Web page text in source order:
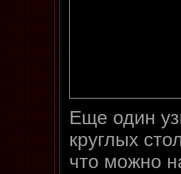
Еще один
круглых
что можно